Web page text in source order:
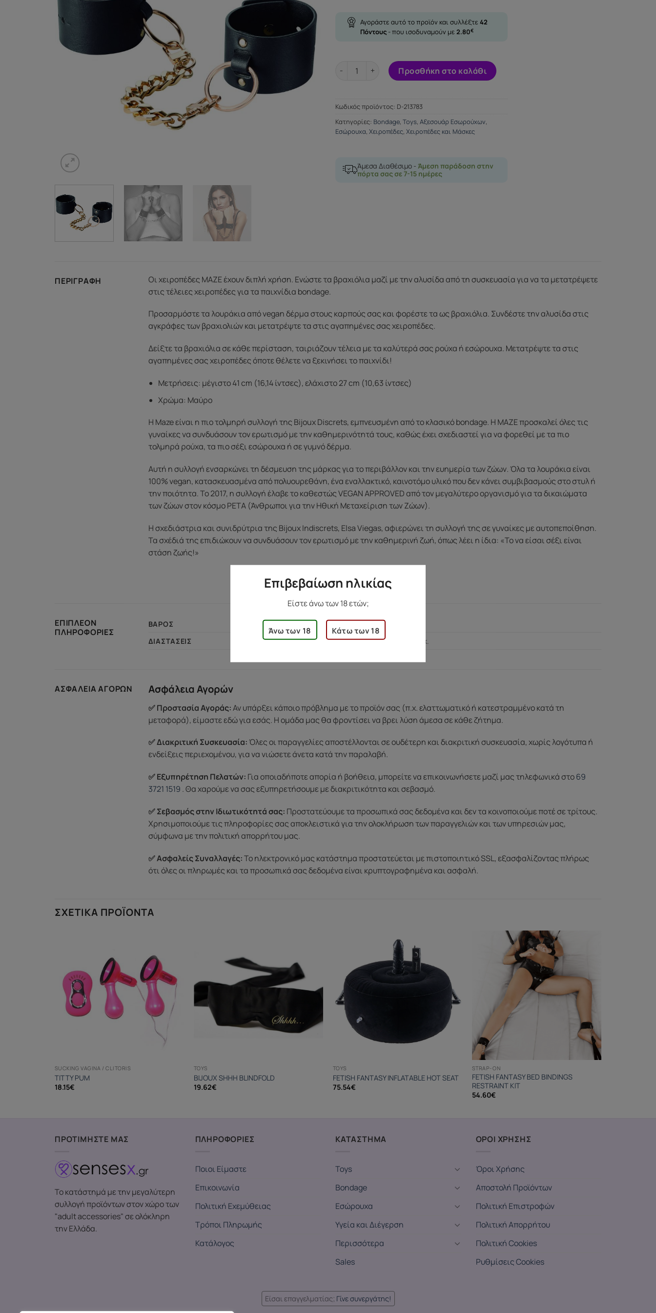
Αγοράστε αυτό το προϊόν και συλλέξτε 42
Πόντους - που ισοδυναμούν με 2.80€
BIJOUX INDISCRETS MAZE WIDE CUFFS BLACK ποσότητα
Προσθήκη στο καλάθι
Κωδικός προϊόντος: D-213783
Κατηγορίες: Bondage, Toys, Αξεσουάρ Εσωρούχων,
Εσώρουχα, Χειροπέδες, Χειροπέδες και Μάσκες
Άμεσα Διαθέσιμο - Άμεση παράδοση στην
πόρτα σας σε 7-15 ημέρες
ΠΕΡΙΓΡΑΦΉ
Οι χειροπέδες MAZE έχουν διπλή χρήση. Ενώστε τα βραχιόλια μαζί με την αλυσίδα από τη συσκευασία για να τα μετατρέψετε
στις τέλειες χειροπέδες για τα παιχνίδια bondage.
Προσαρμόστε τα λουράκια από vegan δέρμα στους καρπούς σας και φορέστε τα ως βραχιόλια. Συνδέστε την αλυσίδα στις
αγκράφες των βραχιολιών και μετατρέψτε τα στις αγαπημένες σας χειροπέδες.
Δείξτε τα βραχιόλια σε κάθε περίσταση, ταιριάζουν τέλεια με τα καλύτερά σας ρούχα ή εσώρουχα. Μετατρέψτε τα στις
αγαπημένες σας χειροπέδες όποτε θέλετε να ξεκινήσει το παιχνίδι!
Μετρήσεις: μέγιστο 41 cm (16,14 ίντσες), ελάχιστο 27 cm (10,63 ίντσες)
Χρώμα: Μαύρο
Η Maze είναι η πιο τολμηρή συλλογή της Bijoux Discrets, εμπνευσμένη από το κλασικό bondage. Η MAZE προσκαλεί όλες τις
γυναίκες να συνδυάσουν τον ερωτισμό με την καθημερινότητά τους, καθώς έχει σχεδιαστεί για να φορεθεί με τα πιο
τολμηρά ρούχα, τα πιο σέξι εσώρουχα ή σε γυμνό δέρμα.
Αυτή η συλλογή ενσαρκώνει τη δέσμευση της μάρκας για το περιβάλλον και την ευημερία των ζώων. Όλα τα λουράκια είναι
100% vegan, κατασκευασμένα από πολυουρεθάνη, ένα εναλλακτικό, καινοτόμο υλικό που δεν κάνει συμβιβασμούς στο στυλ ή
την ποιότητα. Το 2017, η συλλογή έλαβε το καθεστώς VEGAN APPROVED από τον μεγαλύτερο οργανισμό για τα δικαιώματα
των ζώων στον κόσμο PETA (Άνθρωποι για την Ηθική Μεταχείριση των Ζώων).
Η σχεδιάστρια και συνιδρύτρια της Bijoux Indiscrets, Elsa Viegas, αφιερώνει τη συλλογή της σε γυναίκες με αυτοπεποίθηση.
Τα σχέδιά της επιδιώκουν να συνδυάσουν τον ερωτισμό με την καθημερινή ζωή, όπως λέει η ίδια: «Το να είσαι σέξι είναι
στάση ζωής!»
ΕΠΙΠΛΈΟΝ
ΠΛΗΡΟΦΟΡΊΕΣ
ΒΆΡΟΣ
ΔΙΑΣΤΆΣΕΙΣ
9 × 18 × 6 εκ.
ΑΣΦΆΛΕΙΑ ΑΓΟΡΏΝ Ασφάλεια Αγορών
✅ Προστασία Αγοράς:Αν υπάρξει κάποιο πρόβλημα με το προϊόν σας (π.χ. ελαττωματικό ή κατεστραμμένο κατά τη
μεταφορά), είμαστε εδώ για εσάς. Η ομάδα μας θα φροντίσει να βρει λύση άμεσα σε κάθε ζήτημα.
✅ Διακριτική Συσκευασία:Όλες οι παραγγελίες αποστέλλονται σε ουδέτερη και διακριτική συσκευασία, χωρίς λογότυπα ή
ενδείξεις περιεχομένου, για να νιώσετε άνετα κατά την παραλαβή.
✅ Εξυπηρέτηση Πελατών: Για οποιαδήποτε απορία ή βοήθεια, μπορείτε να επικοινωνήσετε μαζί μας τηλεφωνικά στο69
3721 1519 . Θα χαρούμε να σας εξυπηρετήσουμε με διακριτικότητα και σεβασμό.
✅ Σεβασμός στην Ιδιωτικότητά σας: Προστατεύουμε τα προσωπικά σας δεδομένα και δεν τα κοινοποιούμε ποτέ σε τρίτους.
Χρησιμοποιούμε τις πληροφορίες σας αποκλειστικά για την ολοκλήρωση των παραγγελιών και των υπηρεσιών μας,
σύμφωνα με την πολιτική απορρήτου μας.
✅ Ασφαλείς Συναλλαγές:Το ηλεκτρονικό μας κατάστημα προστατεύεται με πιστοποιητικό SSL, εξασφαλίζοντας πλήρως
ότι όλες οι πληρωμές και τα προσωπικά σας δεδομένα είναι κρυπτογραφημένα και ασφαλή.
ΣΧΕΤΙΚΆ ΠΡΟΪΌΝΤΑ
SUCKING VAGINA / CLITORIS
TITTY PUM
18.15€
TOYS
BIJOUX SHHH BLINDFOLD
19.62€
TOYS
FETISH FANTASY INFLATABLE HOT SEAT
75.54€
STRAP-ON
FETISH FANTASY BED BINDINGS
RESTRAINT KIT
54.60€
ΠΡΟΤΙΜΗΣΤΕ ΜΑΣ
Το κατάστημά με την μεγαλύτερη
συλλογή προϊόντων στον χώρο των
"adult accessories" σε ολόκληρη
την Ελλάδα.
ΠΛΗΡΟΦΟΡΙΕΣ
Ποιοι Είμαστε
Επικοινωνία
Πολιτική Εχεμύθειας
Τρόποι Πληρωμής
Κατάλογος
ΚΑΤΑΣΤΗΜΑ
Toys
Bondage
Εσώρουχα
Υγεία και Διέγερση
Περισσότερα
Sales
ΟΡΟΙ ΧΡΗΣΗΣ
Όροι Χρήσης
Αποστολή Προϊόντων
Πολιτική Επιστροφών
Πολιτική Απορρήτου
Πολιτική Cookies
Ρυθμίσεις Cookies
Είσαι επαγγελματίας; Γίνε συνεργάτης!
Επιβεβαίωση ηλικίας
Είστε άνω των 18 ετών;
Άνω των 18 Κάτω των 18